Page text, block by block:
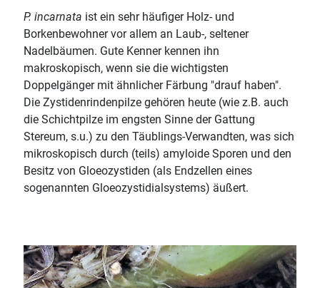
P. incarnata ist ein sehr häufiger Holz- und
Borkenbewohner vor allem an Laub-, seltener
Nadelbäumen. Gute Kenner kennen ihn
makroskopisch, wenn sie die wichtigsten
Doppelgänger mit ähnlicher Färbung "drauf haben".
Die Zystidenrindenpilze gehören heute (wie z.B. auch
die Schichtpilze im engsten Sinne der Gattung
Stereum, s.u.) zu den Täublings-Verwandten, was sich
mikroskopisch durch (teils) amyloide Sporen und den
Besitz von Gloeozystiden (als Endzellen eines
sogenannten Gloeozystidialsystems) äußert.